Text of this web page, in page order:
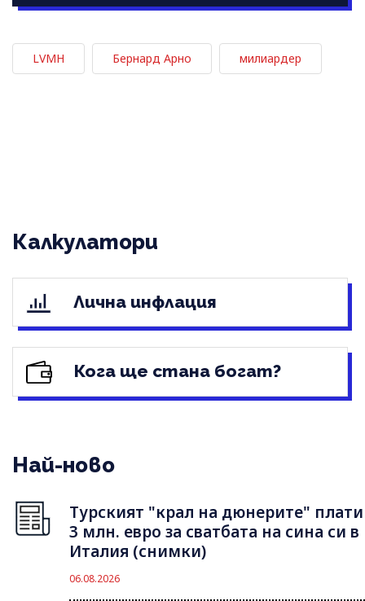
LVMH Бернард Арно милиардер
Калкулатори
Лична инфлация
Кога ще стана богат?
Най-ново
Турският "крал на дюнерите" плати
3 млн. евро за сватбата на сина си в
Италия (снимки)
06.08.2026